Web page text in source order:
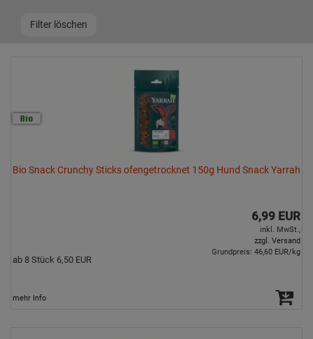
Bio Snack Crunchy Sticks ofengetrocknet 150g Hund Snack Yarrah
6,99 EUR
inkl. MwSt.,
zzgl. Versand
ab 8 Stück 6,50 EUR
Grundpreis: 46,60 EUR/kg
mehr Info